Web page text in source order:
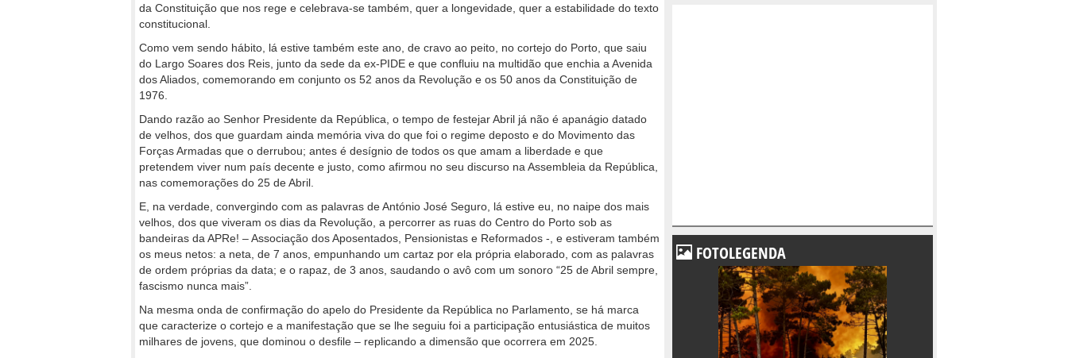
da Constituição que nos rege e celebrava-se também, quer a longevidade, quer a estabilidade do texto
constitucional.
Como vem sendo hábito, lá estive também este ano, de cravo ao peito, no cortejo do Porto, que saiu
do Largo Soares dos Reis, junto da sede da ex-PIDE e que confluiu na multidão que enchia a Avenida
dos Aliados, comemorando em conjunto os 52 anos da Revolução e os 50 anos da Constituição de
1976.
Dando razão ao Senhor Presidente da República, o tempo de festejar Abril já não é apanágio datado
de velhos, dos que guardam ainda memória viva do que foi o regime deposto e do Movimento das
Forças Armadas que o derrubou; antes é desígnio de todos os que amam a liberdade e que
pretendem viver num país decente e justo, como afirmou no seu discurso na Assembleia da República,
nas comemorações do 25 de Abril.
E, na verdade, convergindo com as palavras de António José Seguro, lá estive eu, no naipe dos mais
velhos, dos que viveram os dias da Revolução, a percorrer as ruas do Centro do Porto sob as
bandeiras da APRe! – Associação dos Aposentados, Pensionistas e Reformados -, e estiveram também
os meus netos: a neta, de 7 anos, empunhando um cartaz por ela própria elaborado, com as palavras
de ordem próprias da data; e o rapaz, de 3 anos, saudando o avô com um sonoro “25 de Abril sempre,
fascismo nunca mais”.
Na mesma onda de confirmação do apelo do Presidente da República no Parlamento, se há marca
que caracterize o cortejo e a manifestação que se lhe seguiu foi a participação entusiástica de muitos
milhares de jovens, que dominou o desfile – replicando a dimensão que ocorrera em 2025.
FOTOLEGENDA